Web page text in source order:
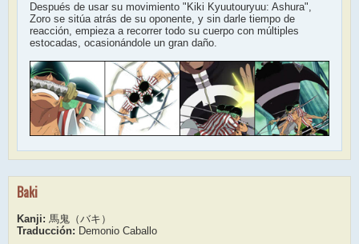
Después de usar su movimiento "Kiki Kyuutouryuu: Ashura",
Zoro se sitúa atrás de su oponente, y sin darle tiempo de
reacción, empieza a recorrer todo su cuerpo con múltiples
estocadas, ocasionándole un gran daño.
Baki
Kanji: 馬鬼（バキ）
Traducción: Demonio Caballo